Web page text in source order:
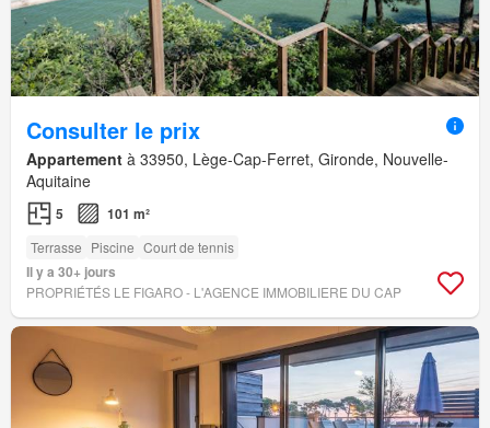
Consulter le prix
Appartement à 33950, Lège-Cap-Ferret, Gironde, Nouvelle-
Aquitaine
5 101 m²
Terrasse Piscine Court de tennis
Il y a 30+ jours
PROPRIÉTÉS LE FIGARO - L'AGENCE IMMOBILIERE DU CAP